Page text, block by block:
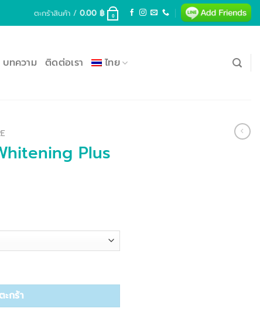
ตะกร้าสินค้า /0.00฿ 0
บทความ ติดต่อเรา ไทย
Plus
Plus Cream ชิ้น
ะกร้า